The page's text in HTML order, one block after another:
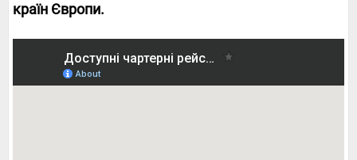
країн Європи.